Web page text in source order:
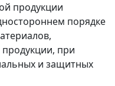
продукции
порядке
при
и защитных